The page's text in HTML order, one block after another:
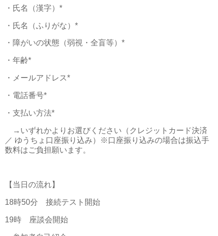
・氏名（漢字）*
・氏名（ふりがな）*
・障がいの状態（弱視・全盲等）*
・年齢*
・メールアドレス*
・電話番号*
・支払い方法*
→いずれかよりお選びください（クレジットカード決済
／ ゆうちょ口座振り込み）※口座振り込みの場合は振込手
数料はご負担願います。
【当日の流れ】
18時50分 接続テスト開始
19時 座談会開始